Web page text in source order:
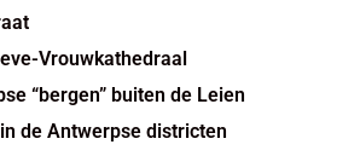
Vrouwkathedraal
“bergen” buiten de Leien
de Antwerpse districten